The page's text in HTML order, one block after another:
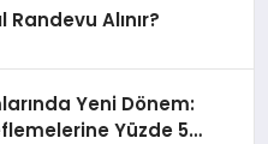
Randevu Alınır?
Yeni Dönem:
Yüzde 5